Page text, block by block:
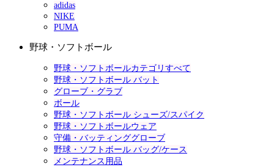
adidas
NIKE
PUMA
野球・ソフトボール
野球・ソフトボールカテゴリすべて
野球・ソフトボール バット
グローブ・グラブ
ボール
野球・ソフトボール シューズ/スパイク
野球・ソフトボールウェア
守備・バッティンググローブ
野球・ソフトボール バッグ/ケース
メンテナンス用品